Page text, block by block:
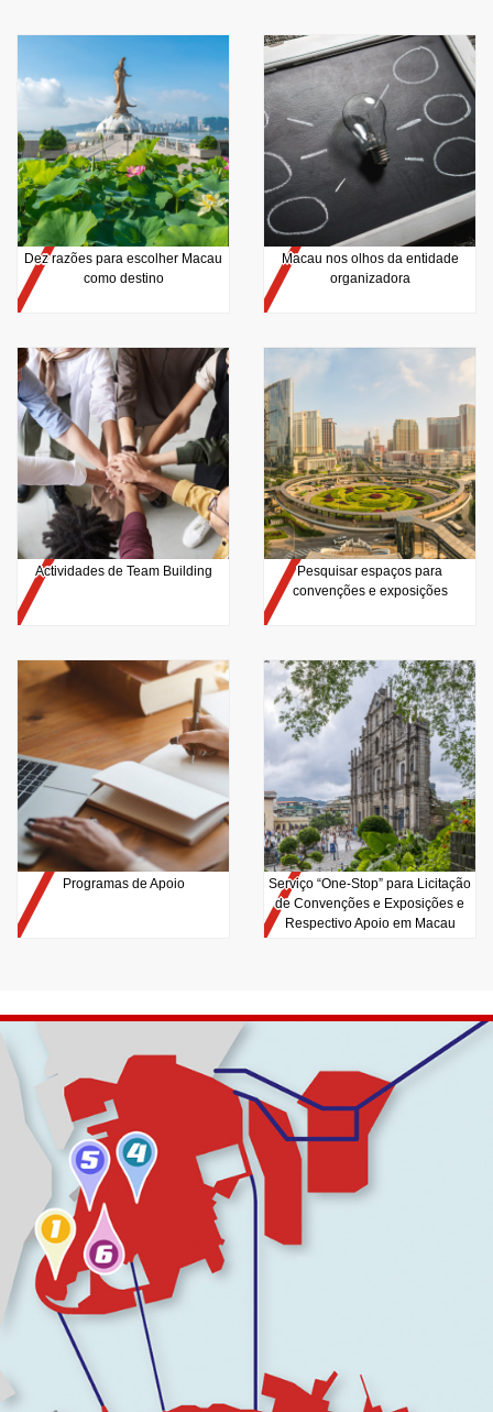
Dez razões para escolher Macau
como destino
Macau nos olhos da entidade
organizadora
Actividades de Team Building
Pesquisar espaços para
convenções e exposições
Programas de Apoio
Serviço “One-Stop” para Licitação
de Convenções e Exposições e
Respectivo Apoio em Macau